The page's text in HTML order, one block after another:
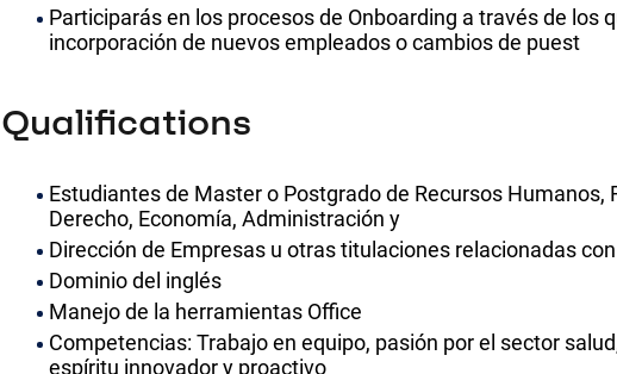
Participarás en los procesos de Onboarding a través de los
incorporación de nuevos empleados o cambios de puest
Qualifications
Estudiantes de Master o Postgrado de Recursos Humanos,
Derecho, Economía, Administración y
Dirección de Empresas u otras titulaciones relacionadas
Dominio del inglés
Manejo de la herramientas Office
Competencias: Trabajo en equipo, pasión por el sector
espíritu innovador y proactivo